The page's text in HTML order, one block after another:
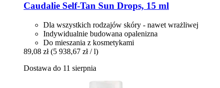
Caudalie Self-​Tan Sun Drops, 15 ml
Dla wszystkich rodzajów skóry - nawet wrażliwej
Indywidualnie budowana opalenizna
Do mieszania z kosmetykami
89,08 zł (5 938,67 zł / l)
Dostawa do 11 sierpnia